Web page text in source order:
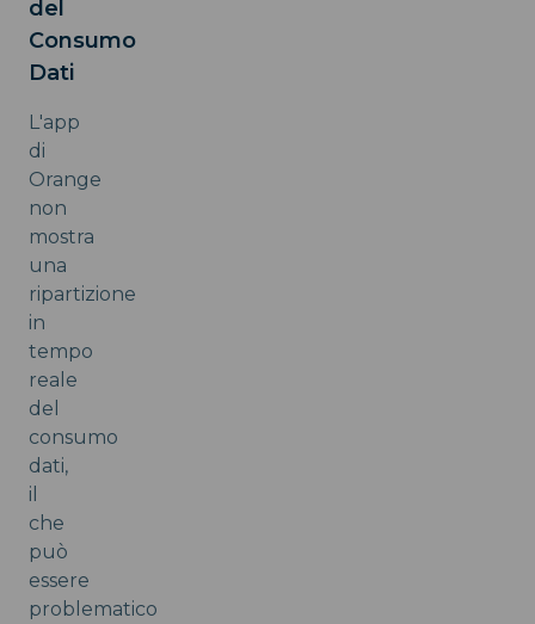
del
Consumo
Dati
L'app
di
Orange
non
mostra
una
ripartizione
in
tempo
reale
del
consumo
dati,
il
che
può
essere
problematico